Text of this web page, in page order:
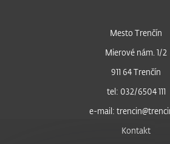
Mesto Trenčín
Mierové nám. 1/2
911 64 Trenčín
tel: 032/6504 111
e-mail:
Kontakt